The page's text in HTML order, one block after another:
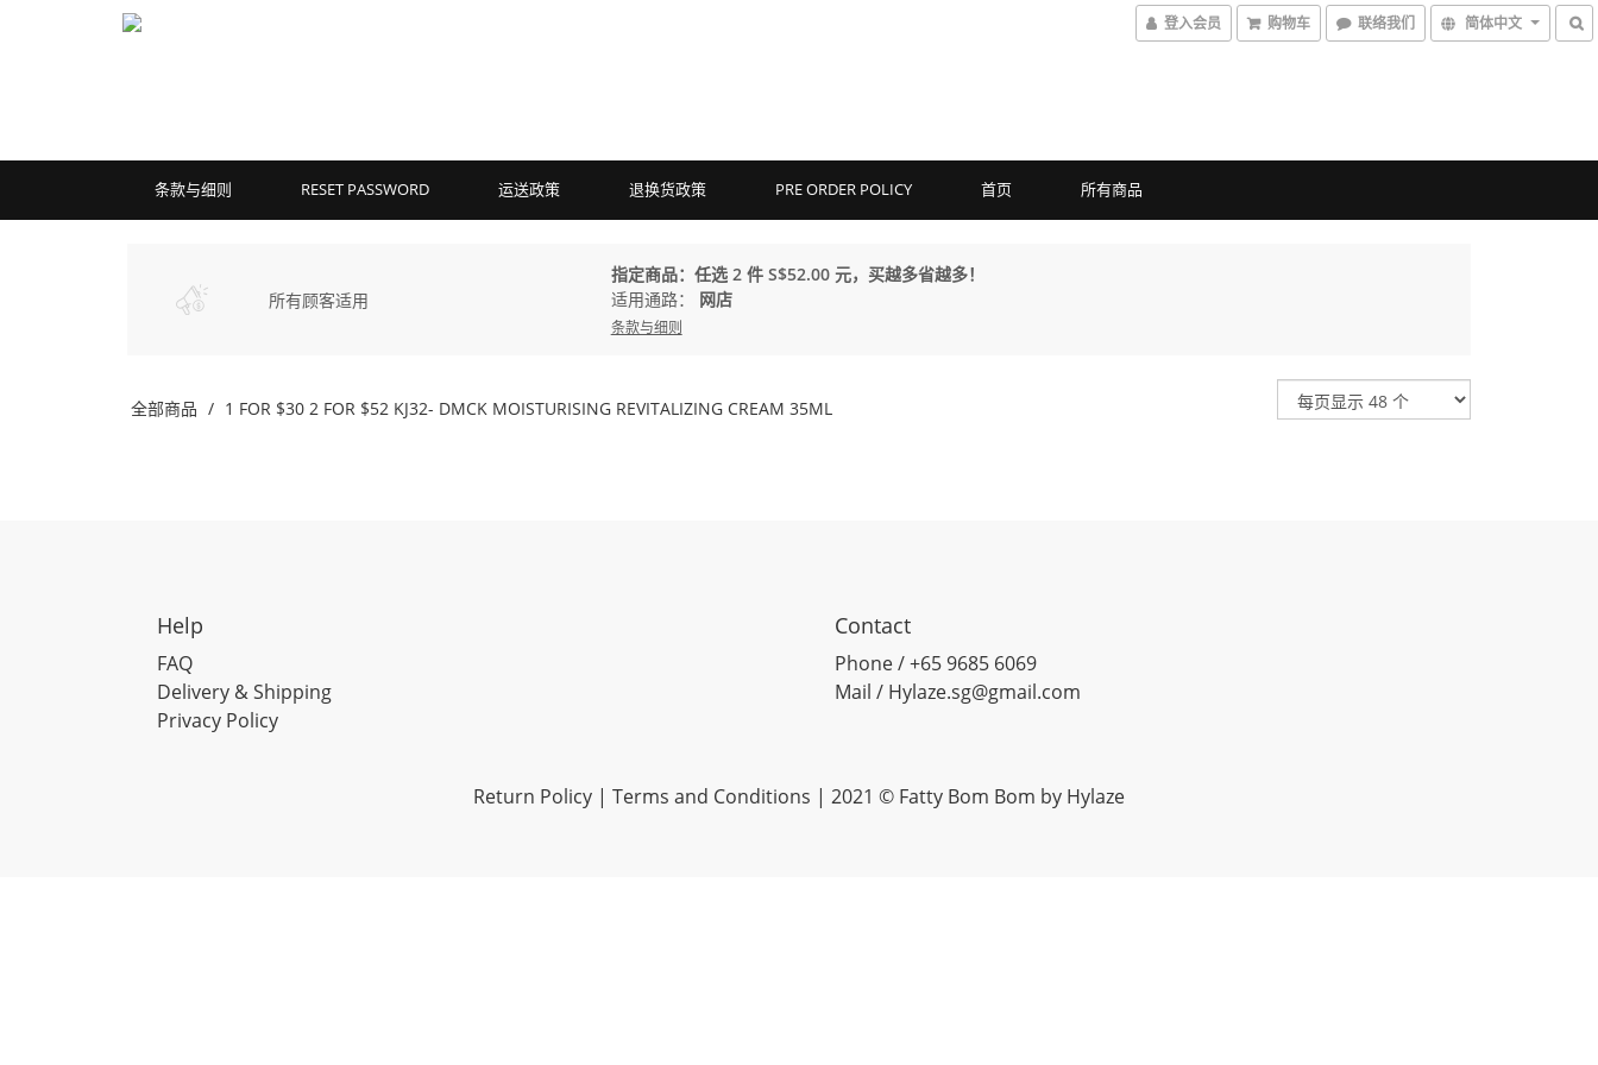
登入会员 购物车 联络我们 简体中文
条款与细则 RESET PASSWORD 运送政策 退换货政策 PRE ORDER POLICY 首页 所有商品
所有顾客适用
指定商品：任选 2 件 S$52.00 元，买越多省越多！
适用通路： 网店
条款与细则
全部商品 1 FOR $30 2 FOR $52 KJ32- DMCK MOISTURISING REVITALIZING CREAM 35ML
Help
FAQ
Delivery & Shipping
Privacy Policy
Contact
Phone / +65 9685 6069
Mail / Hylaze.sg@gmail.com
Return Policy | Terms and Conditions | 2021 © Fatty Bom Bom by Hylaze